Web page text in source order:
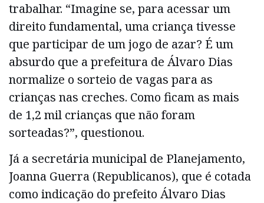
trabalhar. “Imagine se, para acessar um
direito fundamental, uma criança tivesse
que participar de um jogo de azar? É um
absurdo que a prefeitura de Álvaro Dias
normalize o sorteio de vagas para as
crianças nas creches. Como ficam as mais
de 1,2 mil crianças que não foram
sorteadas?”, questionou.
Já a secretária municipal de Planejamento,
Joanna Guerra (Republicanos), que é cotada
como indicação do prefeito Álvaro Dias